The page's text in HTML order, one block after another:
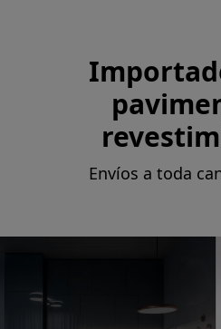
confianza y el
Envíos a toda